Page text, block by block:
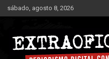
Saltar
al
sábado, agosto 8, 2026